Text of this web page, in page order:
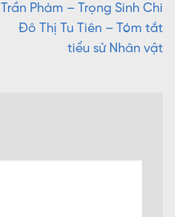
Trần Phàm – Trọng Sinh Chi
Đô Thị Tu Tiên – Tóm tắt
tiểu sử Nhân vật